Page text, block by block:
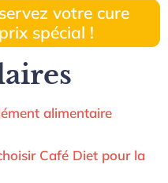
votre cure
spécial !
alimentaire
Café Diet pour la